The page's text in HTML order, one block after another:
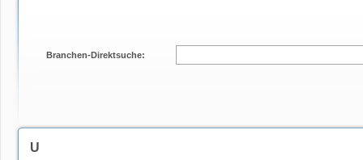
Branchen-Direktsuche:
U